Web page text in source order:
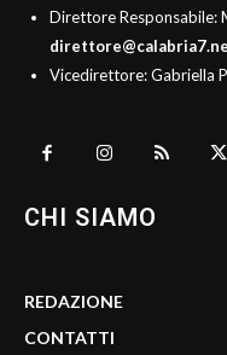
Direttore Responsabile:
Vicedirettore: Gabriella
CHI SIAMO
REDAZIONE
CONTATTI